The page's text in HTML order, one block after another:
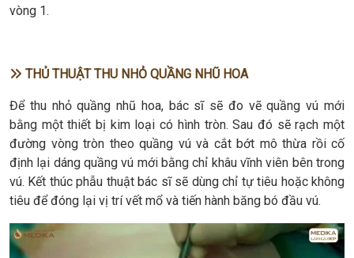
vòng 1.
THỦ THUẬT THU NHỎ QUẦNG NHŨ HOA
Để thu nhỏ quầng nhũ hoa, bác sĩ sẽ đo vẽ quầng vú mới
bằng một thiết bị kim loại có hình tròn. Sau đó sẽ rạch một
đường vòng tròn theo quầng vú và cắt bớt mô thừa rồi cố
định lại dáng quầng vú mới bằng chỉ khâu vĩnh viên bên trong
vú. Kết thúc phẫu thuật bác sĩ sẽ dùng chỉ tự tiêu hoặc không
tiêu để đóng lại vị trí vết mổ và tiến hành băng bó đầu vú.